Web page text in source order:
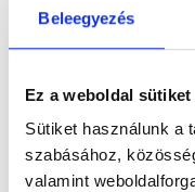
Beleegyezés
Ez a weboldal sütiket
Sütiket használunk a
szabásához,
valamint
* Szakorvos jelölt
orvos, aki jogszabályok
felelősséggel tartozik és
szakorvosjelölt önállóan
felelősségét kizárja